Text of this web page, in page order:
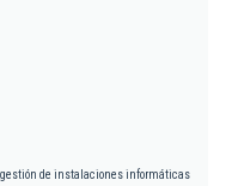
de instalaciones informáticas